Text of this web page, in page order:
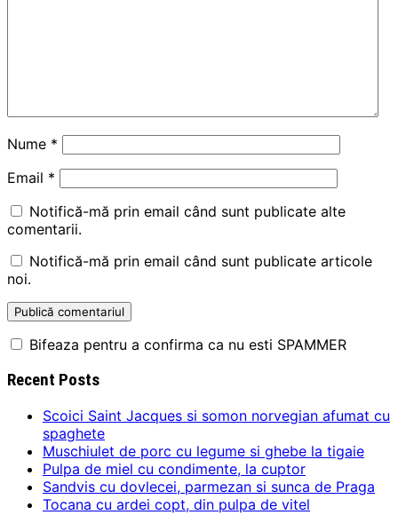
Nume *
Email *
Notifică-mă prin email când sunt publicate alte
comentarii.
Notifică-mă prin email când sunt publicate articole
noi.
Bifeaza pentru a confirma ca nu esti SPAMMER
Recent Posts
Scoici Saint Jacques si somon norvegian afumat cu
spaghete
Muschiulet de porc cu legume si ghebe la tigaie
Pulpa de miel cu condimente, la cuptor
Sandvis cu dovlecei, parmezan si sunca de Praga
Tocana cu ardei copt, din pulpa de vitel